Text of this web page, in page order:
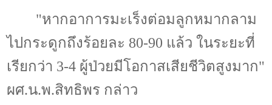
"หากอาการมะเร็งต่อมลูกหมากลาม
ไปกระดูกถึงร้อยละ 80-90 แล้ว ในระยะที่
เรียกว่า 3-4 ผู้ป่วยมีโอกาสเสียชีวิตสูงมาก"
ผศ.น.พ.สิทธิพร กล่าว